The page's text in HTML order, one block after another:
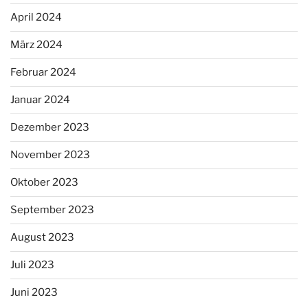
April 2024
März 2024
Februar 2024
Januar 2024
Dezember 2023
November 2023
Oktober 2023
September 2023
August 2023
Juli 2023
Juni 2023